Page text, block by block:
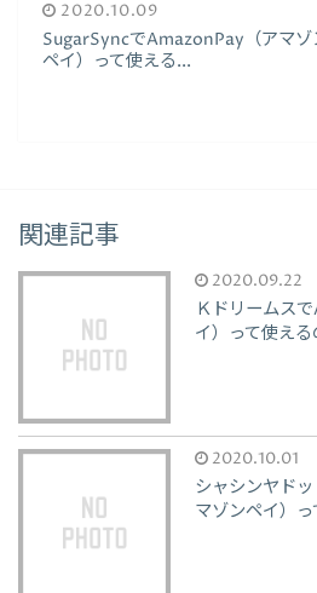
2020.10.09
SugarSyncでAmazonPay（アマゾ
ペイ）って使える...
関連記事
2020.09.22
Ｋドリームス
イ）って使える
2020.10.01
シャシンヤド
マゾンペイ）